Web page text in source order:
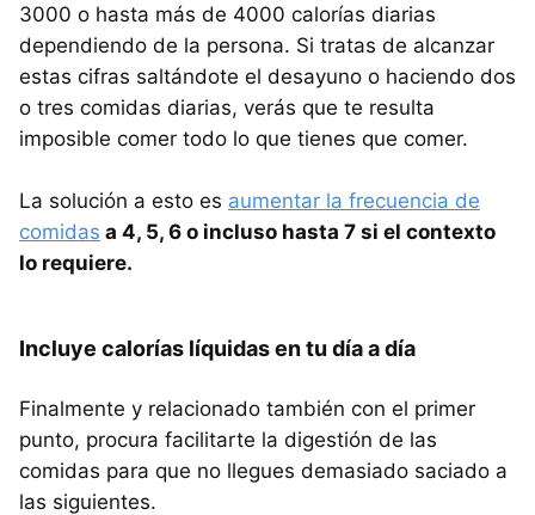
3000 o hasta más de 4000 calorías diarias
dependiendo de la persona. Si tratas de alcanzar
estas cifras saltándote el desayuno o haciendo dos
o tres comidas diarias, verás que te resulta
imposible comer todo lo que tienes que comer.
La solución a esto es aumentar la frecuencia de
comidas a 4, 5, 6 o incluso hasta 7 si el contexto
lo requiere.
Incluye calorías líquidas en tu día a día
Finalmente y relacionado también con el primer
punto, procura facilitarte la digestión de las
comidas para que no llegues demasiado saciado a
las siguientes.